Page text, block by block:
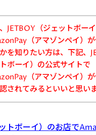
JETBOY（ジェットボー
（アマゾンペイ）
を知りたい方は、下記、
ボーイ）の公式サイトで
（アマゾンペイ）
されてみるといいと思い
トボーイ）のお店で